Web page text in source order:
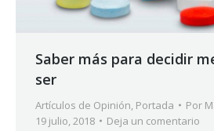
Saber más para decidir
ser
Artículos de Opinión Portada Por
19 julio, 2018
Deja un comentario